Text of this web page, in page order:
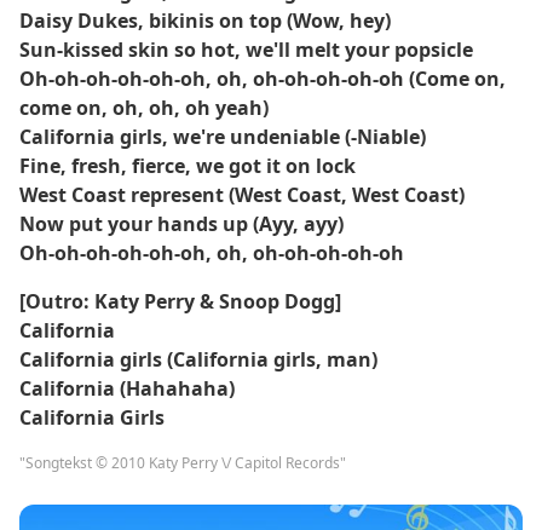
Daisy Dukes, bikinis on top (Wow, hey)
Sun-kissed skin so hot, we'll melt your popsicle
Oh-oh-oh-oh-oh-oh, oh, oh-oh-oh-oh-oh (Come on,
come on, oh, oh, oh yeah)
California girls, we're undeniable (-Niable)
Fine, fresh, fierce, we got it on lock
West Coast represent (West Coast, West Coast)
Now put your hands up (Ayy, ayy)
Oh-oh-oh-oh-oh-oh, oh, oh-oh-oh-oh-oh
[Outro: Katy Perry & Snoop Dogg]
California
California girls (California girls, man)
California (Hahahaha)
California Girls
"Songtekst © 2010 Katy Perry \/ Capitol Records"